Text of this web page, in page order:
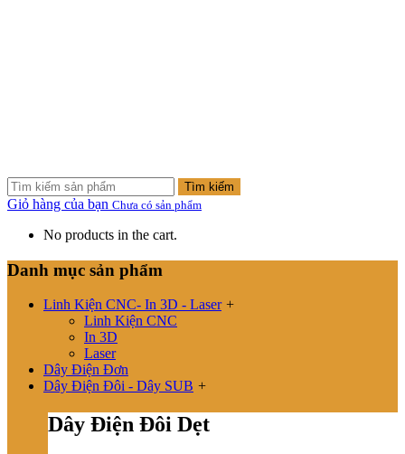
Tìm kiếm
Giỏ hàng của bạn Chưa có sản phẩm
No products in the cart.
Danh mục sản phẩm
Linh Kiện CNC- In 3D - Laser +
Linh Kiện CNC
In 3D
Laser
Dây Điện Đơn
Dây Điện Đôi - Dây SUB +
Dây Điện Đôi Dẹt